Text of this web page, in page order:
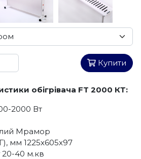
Купити
обігрівача FT 2000 КТ:
2000 Вт
Мрамор
мм 1225х605х97
20-40 м.кв